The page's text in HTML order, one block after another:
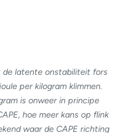
de latente onstabiliteit fors
per kilogram klimmen.
is onweer in principe
hoe meer kans op flink
waar de CAPE richting